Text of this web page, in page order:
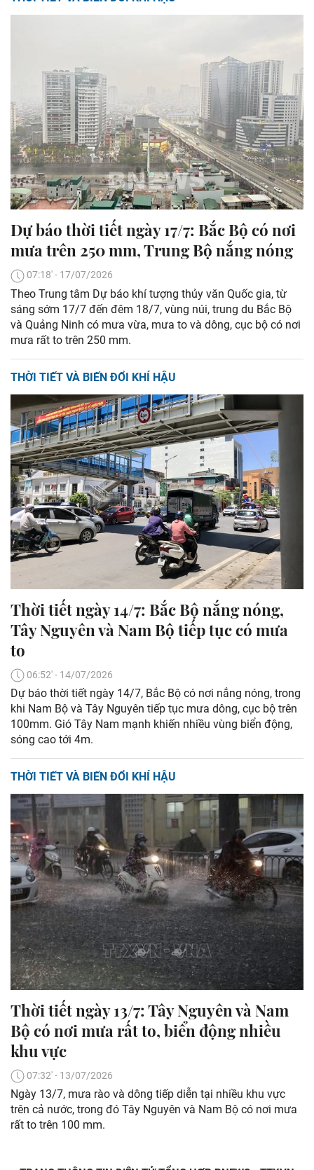
Dự báo thời tiết ngày 17/7: Bắc Bộ có nơi
mưa trên 250 mm, Trung Bộ nắng nóng
07:18' - 17/07/2026
Theo Trung tâm Dự báo khí tượng thủy văn Quốc gia, từ
sáng sớm 17/7 đến đêm 18/7, vùng núi, trung du Bắc Bộ
và Quảng Ninh có mưa vừa, mưa to và dông, cục bộ có nơi
mưa rất to trên 250 mm.
THỜI TIẾT VÀ BIẾN ĐỔI KHÍ HẬU
Thời tiết ngày 14/7: Bắc Bộ nắng nóng,
Tây Nguyên và Nam Bộ tiếp tục có mưa
to
06:52' - 14/07/2026
Dự báo thời tiết ngày 14/7, Bắc Bộ có nơi nắng nóng, trong
khi Nam Bộ và Tây Nguyên tiếp tục mưa dông, cục bộ trên
100mm. Gió Tây Nam mạnh khiến nhiều vùng biển động,
sóng cao tới 4m.
THỜI TIẾT VÀ BIẾN ĐỔI KHÍ HẬU
Thời tiết ngày 13/7: Tây Nguyên và Nam
Bộ có nơi mưa rất to, biển động nhiều
khu vực
07:32' - 13/07/2026
Ngày 13/7, mưa rào và dông tiếp diễn tại nhiều khu vực
trên cả nước, trong đó Tây Nguyên và Nam Bộ có nơi mưa
rất to trên 100 mm.